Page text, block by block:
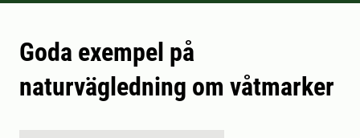
Goda exempel på
naturvägledning om våtmarker